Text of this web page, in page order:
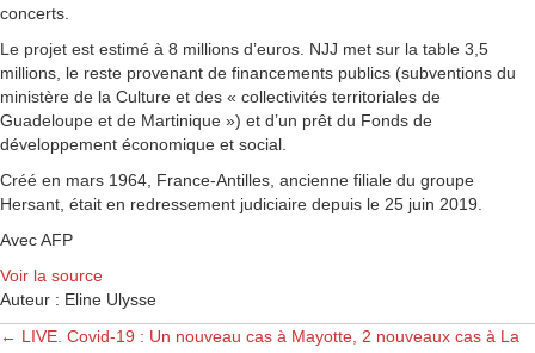
concerts.
Le projet est estimé à 8 millions d’euros. NJJ met sur la table 3,5
millions, le reste provenant de financements publics (subventions du
ministère de la Culture et des « collectivités territoriales de
Guadeloupe et de Martinique ») et d’un prêt du Fonds de
développement économique et social.
Créé en mars 1964, France-Antilles, ancienne filiale du groupe
Hersant, était en redressement judiciaire depuis le 25 juin 2019.
Avec AFP
Voir la source
Auteur : Eline Ulysse
← LIVE. Covid-19 : Un nouveau cas à Mayotte, 2 nouveaux cas à La